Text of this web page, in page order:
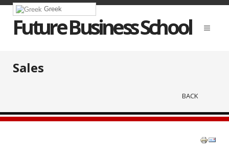
Greek
Future Business School
Sales
BACK